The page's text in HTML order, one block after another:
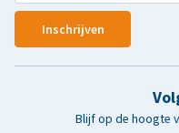
Inschrijven
Blijf op de hoogte